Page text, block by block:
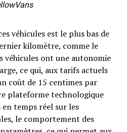
véhicules est le plus bas de
kilomètre, comme le
véhicules ont une autonomie
ce qui, aux tarifs actuels
coût de 15 centimes par
plateforme technologique
temps réel sur les
le comportement des